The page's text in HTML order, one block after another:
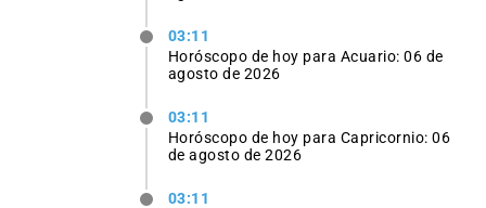
03:11
Horóscopo de hoy para Acuario: 06 de
agosto de 2026
03:11
Horóscopo de hoy para Capricornio: 06
de agosto de 2026
03:11